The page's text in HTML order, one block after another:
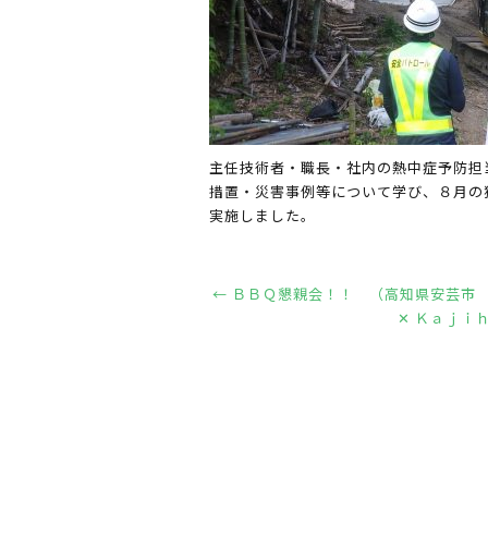
主任技術者・職長・社内の熱中症予防
措置・災害事例等について学び、８月
実施しました。
← ＢＢＱ懇親会！！ （高知県安芸市
✕ Ｋａｊｉ